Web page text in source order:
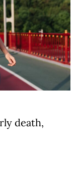
death,